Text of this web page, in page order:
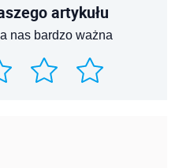
artykułu
nas bardzo ważna